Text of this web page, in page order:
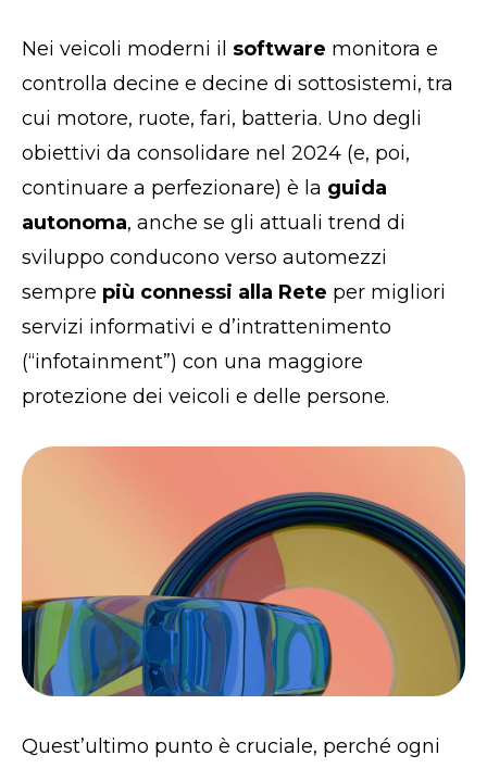
Nei veicoli moderni il software monitora e
controlla decine e decine di sottosistemi, tra
cui motore, ruote, fari, batteria. Uno degli
obiettivi da consolidare nel 2024 (e, poi,
continuare a perfezionare) è la guida
autonoma, anche se gli attuali trend di
sviluppo conducono verso automezzi
sempre più connessi alla Rete per migliori
servizi informativi e d’intrattenimento
(“infotainment”) con una maggiore
protezione dei veicoli e delle persone.
Quest’ultimo punto è cruciale, perché ogni